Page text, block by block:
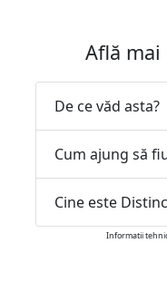
Află
De ce văd asta?
Cum ajung să
Cine este
Informatii